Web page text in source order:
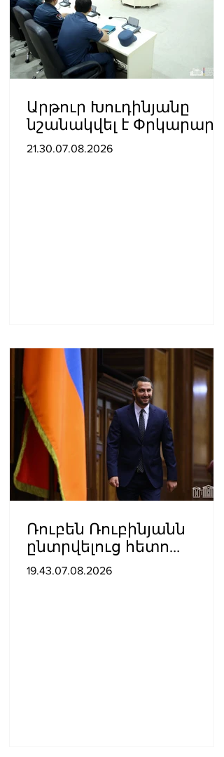
Արթուր Խուդինյանը
նշանակվել է Փրկարար
ծառայության տնօրենի
21.30.07.08.2026
Ռուբեն Ռուբինյանն
ընտրվելուց հետո
դարձել է աշխարհի
19.43.07.08.2026